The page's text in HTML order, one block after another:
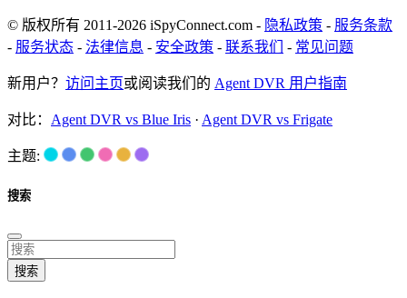
© 版权所有 2011-2026 iSpyConnect.com - 隐私政策 - 服务条款
- 服务状态 - 法律信息 - 安全政策 - 联系我们 - 常见问题
新用户？ 访问主页或阅读我们的 Agent DVR 用户指南
对比： Agent DVR vs Blue Iris · Agent DVR vs Frigate
主题:
搜索
搜索